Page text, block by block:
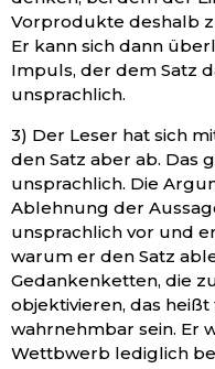
Vorprodukte deshalb
Er kann sich dann
Impuls, der dem Satz
unsprachlich.
3) Der Leser hat sich
den Satz aber ab. Das
unsprachlich. Die
Ablehnung der
unsprachlich vor und
warum er den Satz
Gedankenketten, die
objektivieren, das
wahrnehmbar sein. Er
Wettbwerb lediglich